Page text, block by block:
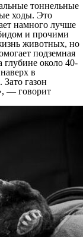
тоннельные
ходы. Это
намного лучше
и прочими
животных, но
подземная
глубине около 40-
в
газон
— говорит